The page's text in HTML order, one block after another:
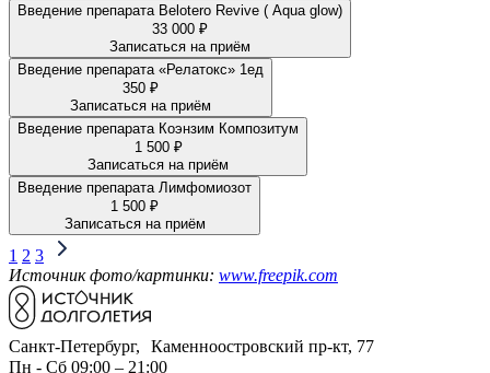
Введение препарата Belotero Revive ( Aqua glow)
33 000 ₽
Записаться на приём
Введение препарата «Релатокс» 1ед
350 ₽
Записаться на приём
Введение препарата Коэнзим Композитум
1 500 ₽
Записаться на приём
Введение препарата Лимфомиозот
1 500 ₽
Записаться на приём
1 2 3
Источник фото/картинки: www.freepik.com
Санкт-Петербург, Каменноостровский пр-кт, 77
Пн - Сб 09:00 – 21:00